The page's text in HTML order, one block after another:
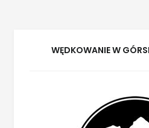
WĘDKOWANIE W